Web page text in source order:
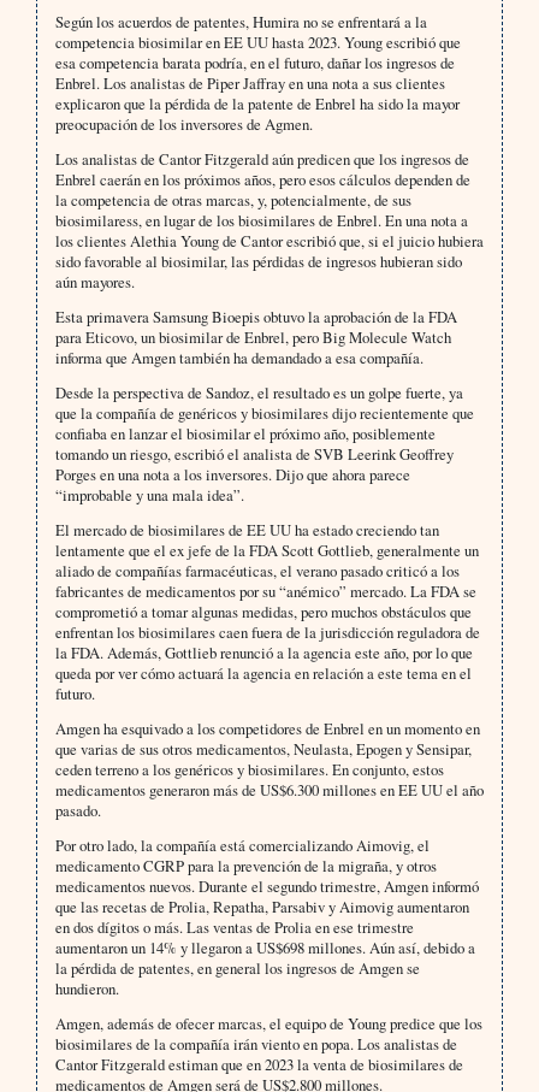
Según los acuerdos de patentes, Humira no se enfrentará a la
competencia biosimilar en EE UU hasta 2023. Young escribió que
esa competencia barata podría, en el futuro, dañar los ingresos de
Enbrel. Los analistas de Piper Jaffray en una nota a sus clientes
explicaron que la pérdida de la patente de Enbrel ha sido la mayor
preocupación de los inversores de Agmen.
Los analistas de Cantor Fitzgerald aún predicen que los ingresos de
Enbrel caerán en los próximos años, pero esos cálculos dependen de
la competencia de otras marcas, y, potencialmente, de sus
biosimilaress, en lugar de los biosimilares de Enbrel. En una nota a
los clientes Alethia Young de Cantor escribió que, si el juicio hubiera
sido favorable al biosimilar, las pérdidas de ingresos hubieran sido
aún mayores.
Esta primavera Samsung Bioepis obtuvo la aprobación de la FDA
para Eticovo, un biosimilar de Enbrel, pero Big Molecule Watch
informa que Amgen también ha demandado a esa compañía.
Desde la perspectiva de Sandoz, el resultado es un golpe fuerte, ya
que la compañía de genéricos y biosimilares dijo recientemente que
confiaba en lanzar el biosimilar el próximo año, posiblemente
tomando un riesgo, escribió el analista de SVB Leerink Geoffrey
Porges en una nota a los inversores. Dijo que ahora parece
“improbable y una mala idea”.
El mercado de biosimilares de EE UU ha estado creciendo tan
lentamente que el ex jefe de la FDA Scott Gottlieb, generalmente un
aliado de compañías farmacéuticas, el verano pasado criticó a los
fabricantes de medicamentos por su “anémico” mercado. La FDA se
comprometió a tomar algunas medidas, pero muchos obstáculos que
enfrentan los biosimilares caen fuera de la jurisdicción reguladora de
la FDA. Además, Gottlieb renunció a la agencia este año, por lo que
queda por ver cómo actuará la agencia en relación a este tema en el
futuro.
Amgen ha esquivado a los competidores de Enbrel en un momento en
que varias de sus otros medicamentos, Neulasta, Epogen y Sensipar,
ceden terreno a los genéricos y biosimilares. En conjunto, estos
medicamentos generaron más de US$6.300 millones en EE UU el año
pasado.
Por otro lado, la compañía está comercializando Aimovig, el
medicamento CGRP para la prevención de la migraña, y otros
medicamentos nuevos. Durante el segundo trimestre, Amgen informó
que las recetas de Prolia, Repatha, Parsabiv y Aimovig aumentaron
en dos dígitos o más. Las ventas de Prolia en ese trimestre
aumentaron un 14% y llegaron a US$698 millones. Aún así, debido a
la pérdida de patentes, en general los ingresos de Amgen se
hundieron.
Amgen, además de ofecer marcas, el equipo de Young predice que los
biosimilares de la compañía irán viento en popa. Los analistas de
Cantor Fitzgerald estiman que en 2023 la venta de biosimilares de
medicamentos de Amgen será de US$2.800 millones.